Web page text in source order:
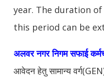
year. The duration
this period can be
अलवरनगर निगम सफाई
आवेदन हेतु सामान्य